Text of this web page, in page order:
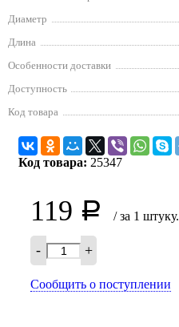
Диаметр
Длина
Особенности доставки
Доступность
Код товара
Код товара: 25347
119 Р / за 1 штуку.
- +
Сообщить о поступлении